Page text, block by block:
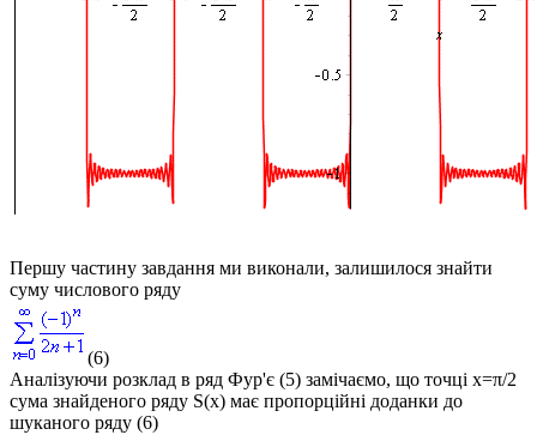
Першу частину завдання ми виконали, залишилося знайти
суму числового ряду
(6)
Аналізуючи розклад в ряд Фур'є (5) замічаємо, що точці x=π/2
сума знайденого ряду S(x) має пропорційні доданки до
шуканого ряду (6)